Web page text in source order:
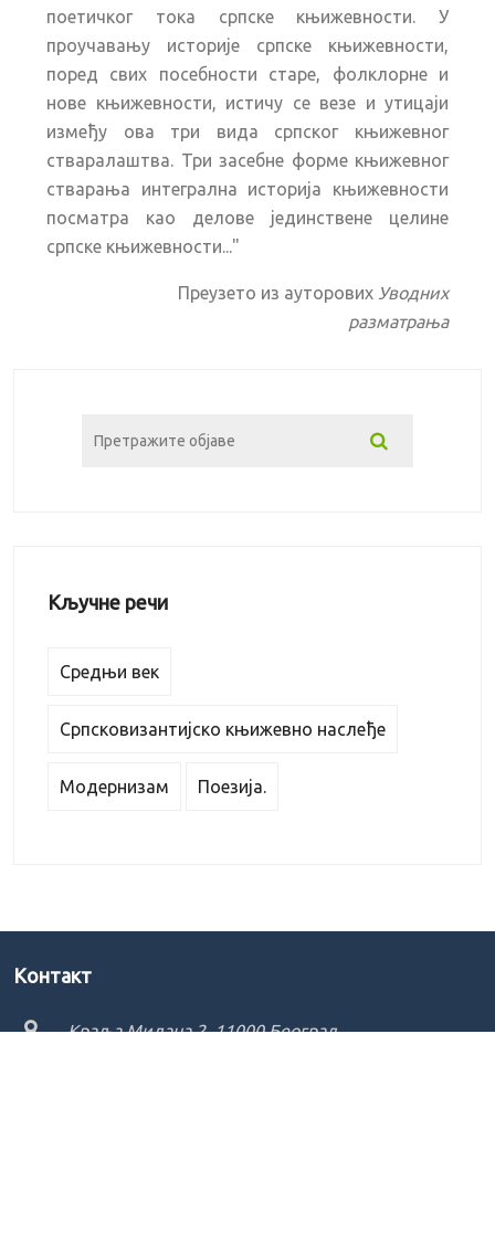
поетичког тока српске књижевности. У
проучавању историје српске књижевности,
поред свих посебности старе, фолклорне и
нове књижевности, истичу се везе и утицаји
између ова три вида српског књижевног
стваралаштва. Три засебне форме књижевног
стварања интегрална историја књижевности
посматра као делове јединствене целине
српске књижевности..."
Преузето из ауторових Уводних
разматрања
Кључне речи
Средњи век
Српсковизантијско књижевно наслеђе
Модернизам Поезија.
Kонтакт
Краља Милана 2, 11000 Београд